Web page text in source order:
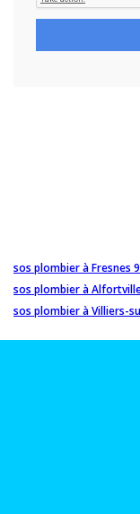
sos plombier à Fresnes
sos plombier à
sos plombier à Villiers-